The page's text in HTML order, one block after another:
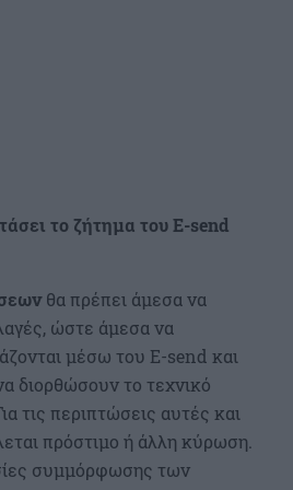
το ζήτημα του E-send
θα πρέπει άμεσα να
ώστε άμεσα να
μέσω του Ε-send και
διορθώσουν το τεχνικό
τις περιπτώσεις αυτές και
πρόστιμο ή άλλη κύρωση.
συμμόρφωσης των